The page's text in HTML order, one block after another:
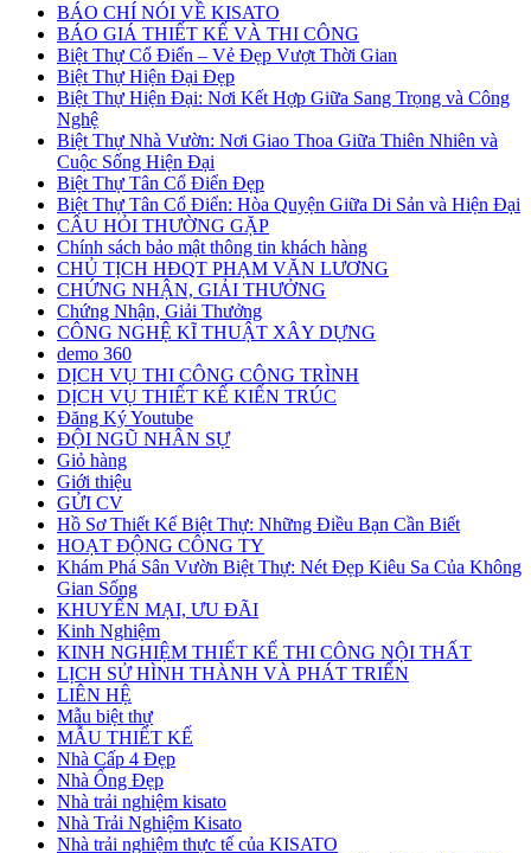
BÁO CHÍ NÓI VỀ KISATO
BÁO GIÁ THIẾT KẾ VÀ THI CÔNG
Biệt Thự Cổ Điển – Vẻ Đẹp Vượt Thời Gian
Biệt Thự Hiện Đại Đẹp
Biệt Thự Hiện Đại: Nơi Kết Hợp Giữa Sang Trọng và Công
Nghệ
Biệt Thự Nhà Vườn: Nơi Giao Thoa Giữa Thiên Nhiên và
Cuộc Sống Hiện Đại
Biệt Thự Tân Cổ Điển Đẹp
Biệt Thự Tân Cổ Điển: Hòa Quyện Giữa Di Sản và Hiện Đại
CÂU HỎI THƯỜNG GẶP
Chính sách bảo mật thông tin khách hàng
CHỦ TỊCH HĐQT PHẠM VĂN LƯƠNG
CHỨNG NHẬN, GIẢI THƯỞNG
Chứng Nhận, Giải Thưởng
CÔNG NGHỆ KĨ THUẬT XÂY DỰNG
demo 360
DỊCH VỤ THI CÔNG CÔNG TRÌNH
DỊCH VỤ THIẾT KẾ KIẾN TRÚC
Đăng Ký Youtube
ĐỘI NGŨ NHÂN SỰ
Giỏ hàng
Giới thiệu
GỬI CV
Hồ Sơ Thiết Kế Biệt Thự: Những Điều Bạn Cần Biết
HOẠT ĐỘNG CÔNG TY
Khám Phá Sân Vườn Biệt Thự: Nét Đẹp Kiêu Sa Của Không
Gian Sống
KHUYẾN MẠI, ƯU ĐÃI
Kinh Nghiệm
KINH NGHIỆM THIẾT KẾ THI CÔNG NỘI THẤT
LỊCH SỬ HÌNH THÀNH VÀ PHÁT TRIỂN
LIÊN HỆ
Mẫu biệt thự
MẪU THIẾT KẾ
Nhà Cấp 4 Đẹp
Nhà Ống Đẹp
Nhà trải nghiệm kisato
Nhà Trải Nghiệm Kisato
Nhà trải nghiệm thực tế của KISATO